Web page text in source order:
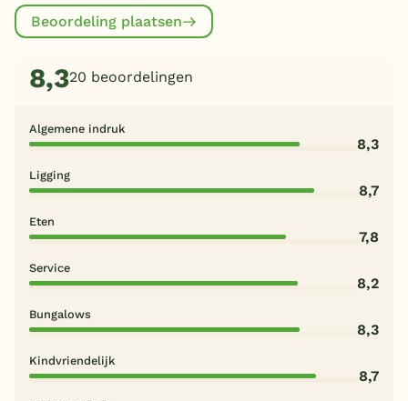
Beoordeling plaatsen
8,320 beoordelingen
Algemene indruk
8,3
Ligging
8,7
Eten
7,8
Service
8,2
Bungalows
8,3
Kindvriendelijk
8,7